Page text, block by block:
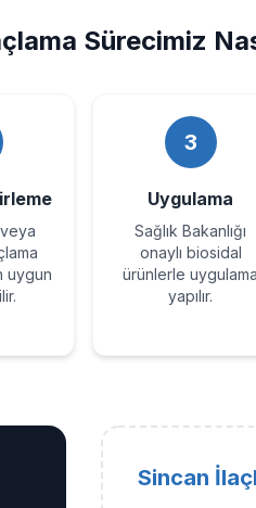
Sürecimiz
uygun
3
Uygulama
Sağlık Bakanlığı
onaylı biosidal
ürünlerle uygulama
yapılır.
Sincan